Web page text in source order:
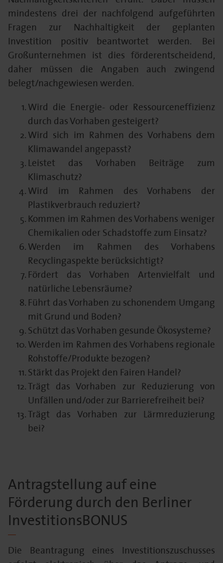
mindestens drei der nachfolgend aufgeführten
Fragen zur Nachhaltigkeit der geplanten
Investition positiv beantwortet werden. Bei
Großunternehmen ist dies förderentscheidend,
daher müssen die Angaben auch zwingend
belegt/nachgewiesen werden.
Wird die Energie- oder Ressourceneffizienz
durch das Vorhaben gesteigert?
Wird sich im Rahmen des Vorhabens dem
Klimawandel angepasst?
Leistet das Vorhaben Beiträge zum
Klimaschutz?
Wird im Rahmen des Vorhabens der
Plastikverbrauch reduziert?
Kommen im Rahmen des Vorhabens weniger
Chemikalien oder Schadstoffe zum Einsatz?
Werden im Rahmen des Vorhabens
Recyclingaspekte berücksichtigt?
Fördert das Vorhaben Artenvielfalt und
natürliche Lebensräume?
Führt das Vorhaben zu schonendem Umgang
mit Grund und Boden?
Schützt das Vorhaben gesunde Ökosysteme?
Werden im Rahmen des Vorhabens regionale
Rohstoffe/Produkte bezogen?
Stärkt das Projekt den Fairen Handel?
Trägt das Vorhaben zur Reduzierung von
Unfällen und/oder zur Barrierefreiheit bei?
Trägt das Vorhaben zur Lärmreduzierung
bei?
Antragstellung auf eine
Förderung durch den Berliner
InvestitionsBONUS
Die Beantragung eines Investitionszuschusses